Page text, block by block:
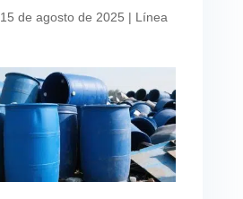
15 de agosto de 2025 | Línea